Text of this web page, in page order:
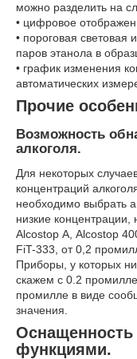
можно разделить на
• цифровое
• пороговая световая
паров этанола в
• график изменения
автоматических
Прочие
Возможность
алкоголя.
Для некоторых
концентраций
необходимо выбрать
низкие
Alcostop А, Alcostop
FiT-333, от 0,2
Приборы, у которых
скажем с 0.2
промилле в виде
значения.
функциями.